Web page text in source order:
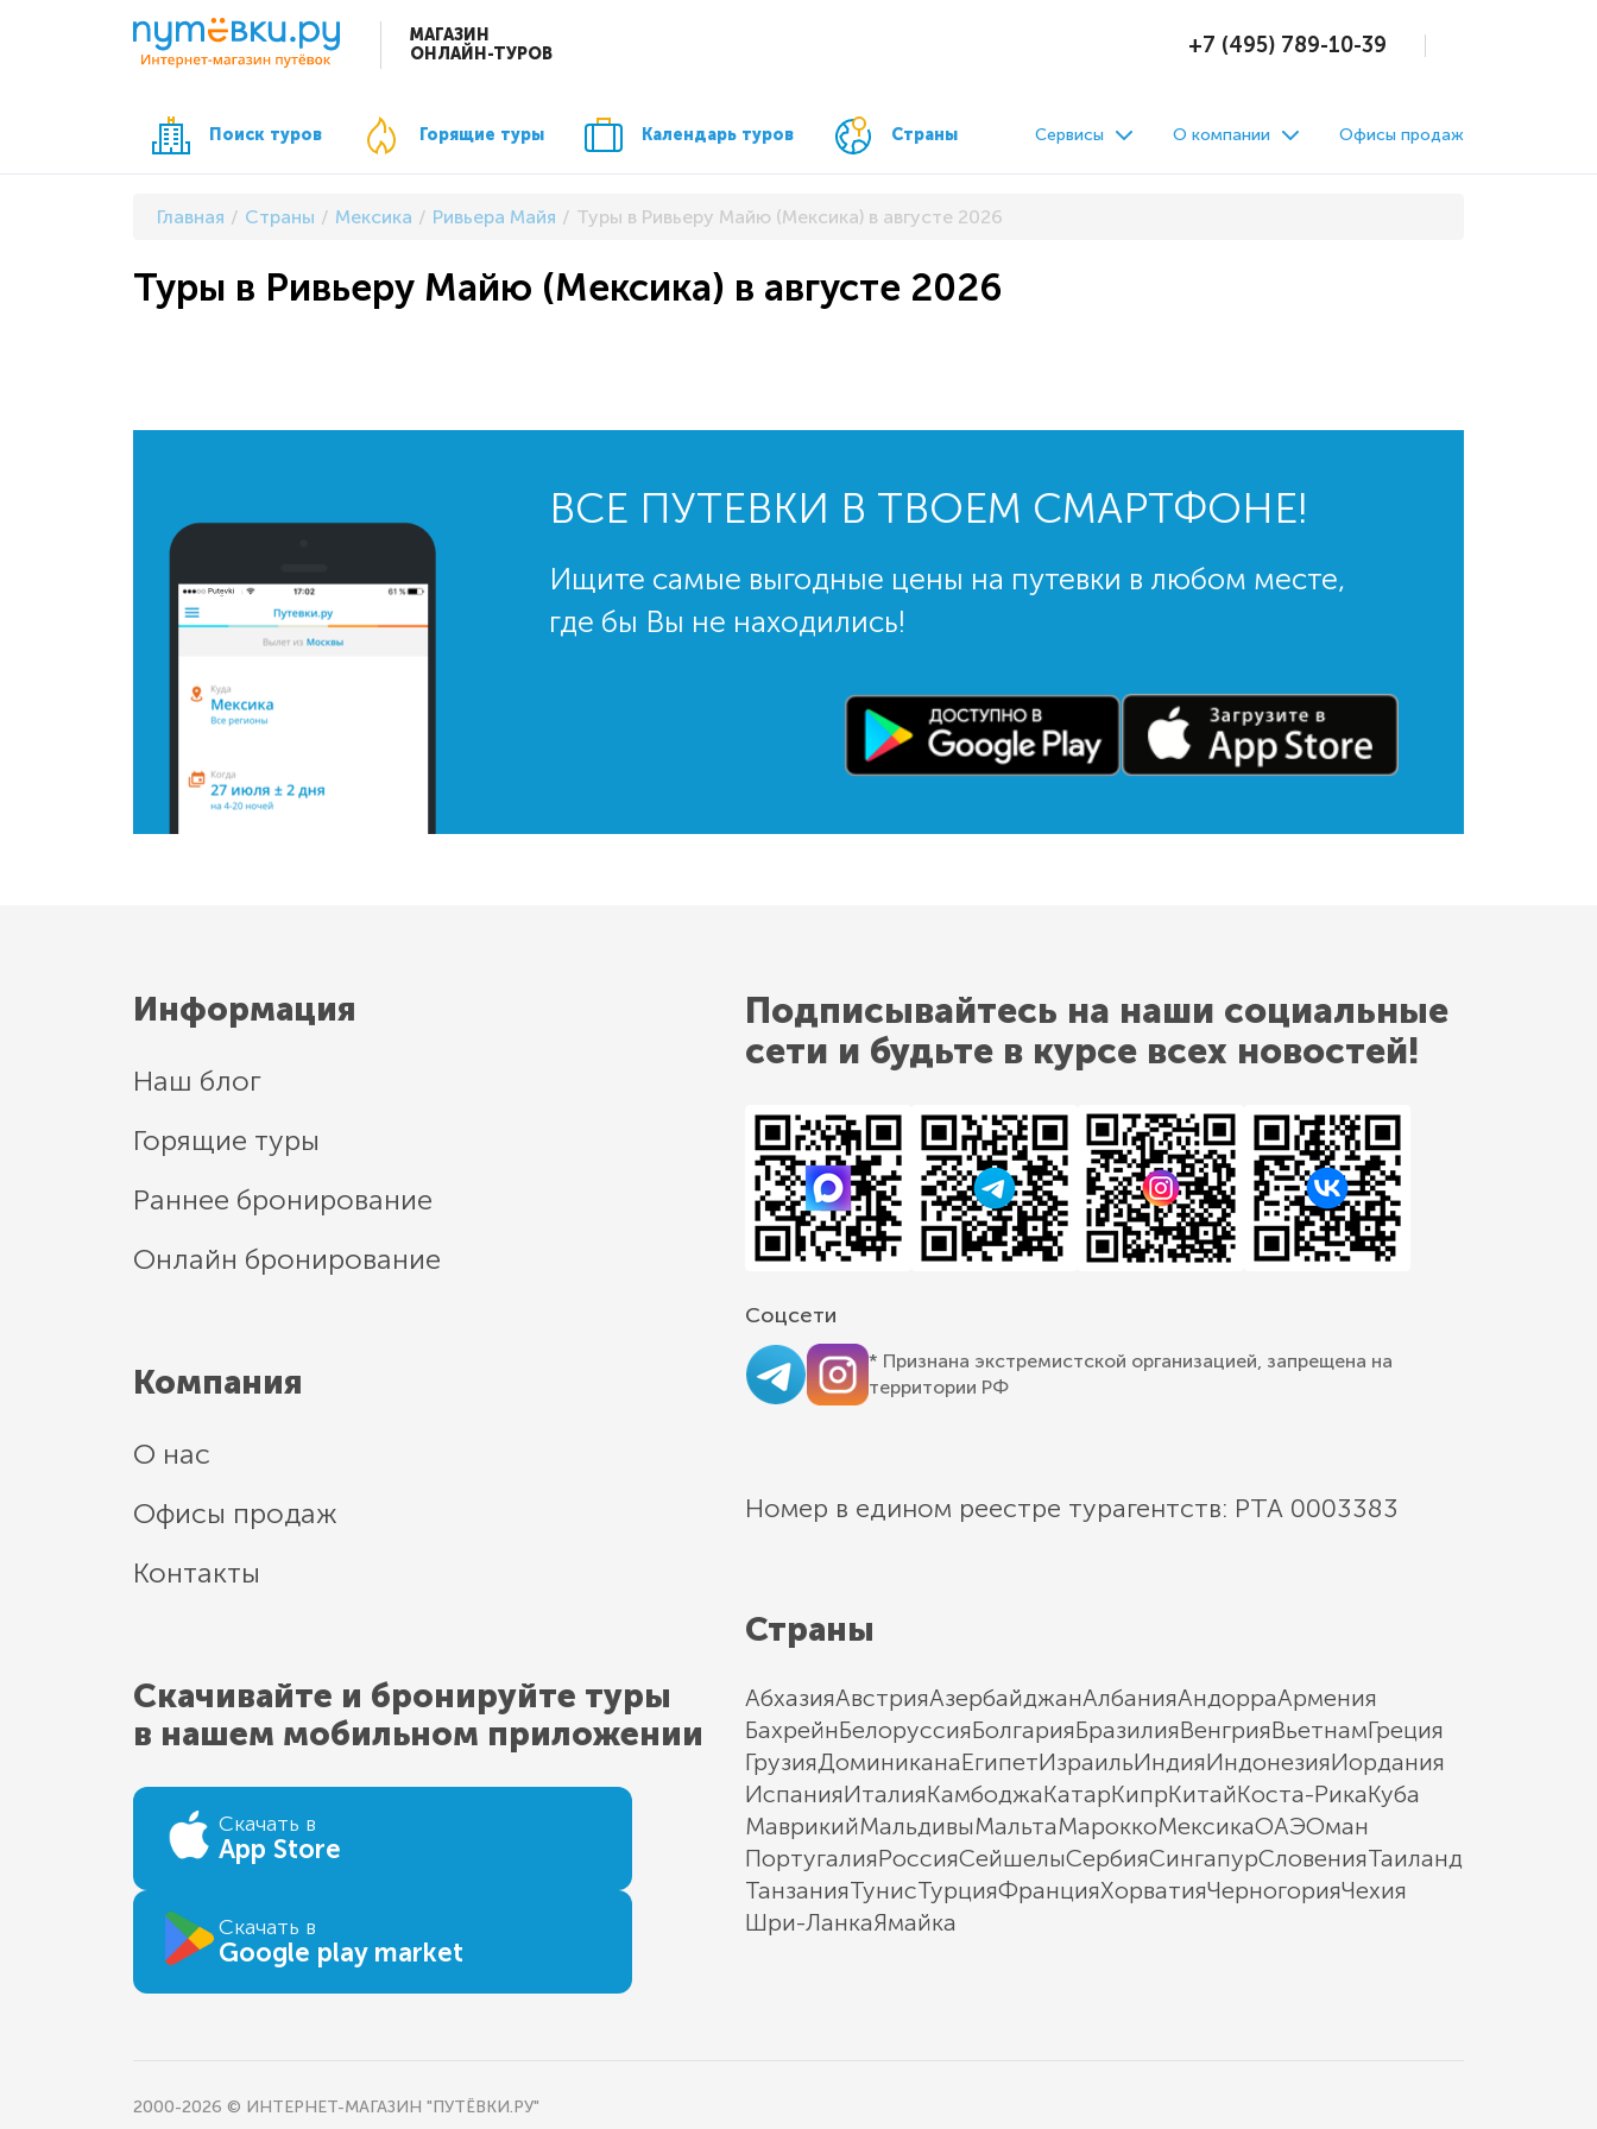
МАГАЗИН
ОНЛАЙН-ТУРОВ
+7 (495) 789-10-39
Поиск туров Горящие туры Календарь туров Страны Сервисы О компании Офисы продаж
Главная Страны Мексика Ривьера Майя Туры в Ривьеру Майю (Мексика) в августе 2026
Туры в Ривьеру Майю (Мексика) в августе 2026
ВСЕ ПУТЕВКИ В ТВОЕМ СМАРТФОНЕ!
Ищите самые выгодные цены на путевки в любом месте,
где бы Вы не находились!
Информация
Наш блог
Горящие туры
Раннее бронирование
Онлайн бронирование
Компания
О нас
Офисы продаж
Контакты
Скачивайте и бронируйте туры
в нашем мобильном приложении
Скачать в
App Store
Скачать в
Google play market
Подписывайтесь на наши социальные
сети и будьте в курсе всех новостей!
Соцсети
* Признана экстремистской организацией, запрещена на
территории РФ
Номер в едином реестре турагентств: РТА 0003383
Страны
АбхазияАвстрияАзербайджанАлбанияАндорраАрмения
БахрейнБелоруссияБолгарияБразилияВенгрияВьетнамГреция
ГрузияДоминиканаЕгипетИзраильИндияИндонезияИордания
ИспанияИталияКамбоджаКатарКипрКитайКоста-РикаКуба
МаврикийМальдивыМальтаМароккоМексикаОАЭОман
ПортугалияРоссияСейшелыСербияСингапурСловенияТаиланд
ТанзанияТунисТурцияФранцияХорватияЧерногорияЧехия
Шри-ЛанкаЯмайка
2000-2026 © ИНТЕРНЕТ-МАГАЗИН "ПУТЁВКИ.РУ"